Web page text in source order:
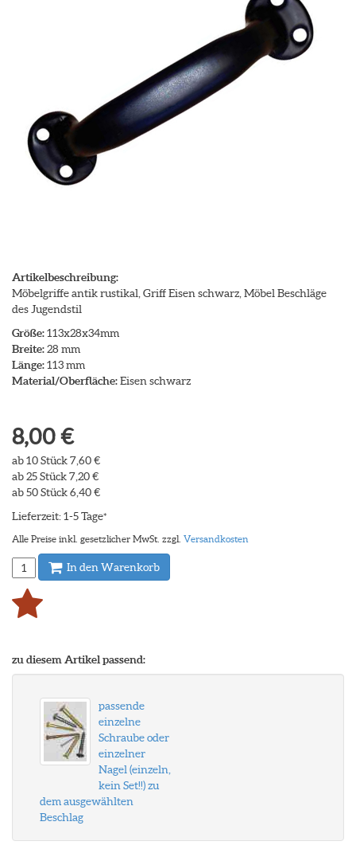
Artikelbeschreibung:
Möbelgriffe antik rustikal, Griff Eisen schwarz, Möbel Beschläge
des Jugendstil
Größe:113x28x34mm
Breite:28 mm
Länge:113 mm
Material/Oberfläche:Eisen schwarz
8,00 €
ab 10 Stück 7,60 €
ab 25 Stück 7,20 €
ab 50 Stück 6,40 €
Lieferzeit: 1-5 Tage*
Alle Preise inkl. gesetzlicher MwSt. zzgl. Versandkosten
In den Warenkorb
zu diesem Artikel passend:
passende
einzelne
Schraube oder
einzelner
Nagel (einzeln,
kein Set!!) zu
dem ausgewählten
Beschlag